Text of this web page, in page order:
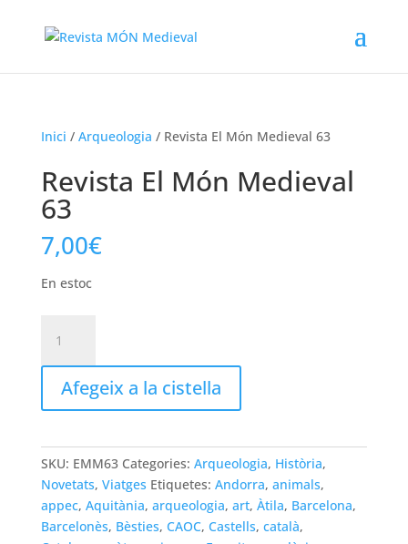
Inici / Arqueologia / Revista El Món Medieval 63
Revista El Món Medieval
63
7,00€
En estoc
Revista
Món
63
Afegeix a la cistella
SKU: EMM63 Categories: Arqueologia, Història,
Novetats, Viatges Etiquetes: Andorra, animals,
appec, Aquitània, arqueologia, art, Àtila, Barcelona,
Barcelonès, Bèsties, CAOC, Castells, català,